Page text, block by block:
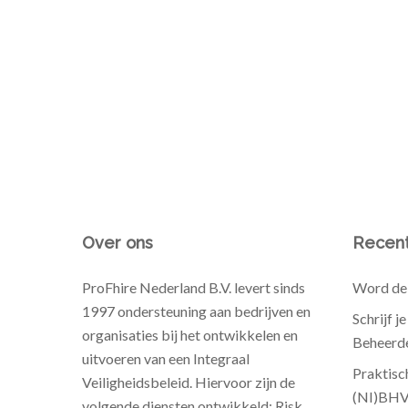
Over ons
ProFhire Nederland B.V. levert sinds
1997 ondersteuning aan bedrijven en
organisaties bij het ontwikkelen en
uitvoeren van een Integraal
Veiligheidsbeleid. Hiervoor zijn de
Word
Schrijf